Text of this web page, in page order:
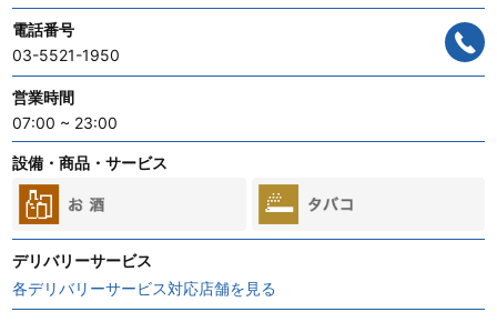
電話番号
03-5521-1950
営業時間
07:00 ~ 23:00
設備・商品・サービス
デリバリーサービス
各デリバリーサービス対応店舗を見る